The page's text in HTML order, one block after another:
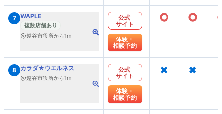
7 WAPLE
複数店舗あり
越谷市役所から1m
公式
サイト
体験・
相談予約
○ ○
8 カラダ★ウエルネス
越谷市役所から1m
公式
サイト
体験・
相談予約
× ×